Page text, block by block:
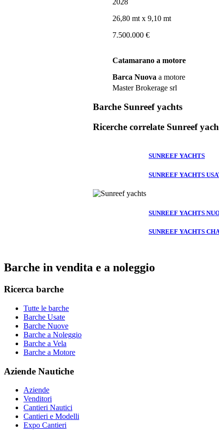
2028
26,80 mt x 9,10 mt
7.500.000 €
Catamarano a motore
Barca Nuova a motore
Master Brokerage srl
Barche Sunreef yachts
Ricerche correlate Sunreef
SUNREEF YACHTS
SUNREEF YACHTS
SUNREEF YACHTS
SUNREEF YACHTS
Barche in vendita e a noleggio
Ricerca barche
Tutte le barche
Barche Usate
Barche Nuove
Barche a Noleggio
Barche a Vela
Barche a Motore
Aziende Nautiche
Aziende
Venditori
Cantieri Nautici
Cantieri e Modelli
Expo Cantieri